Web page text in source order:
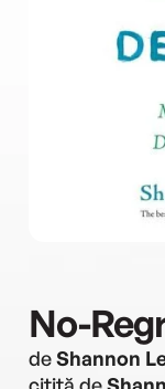
No-
deShannon